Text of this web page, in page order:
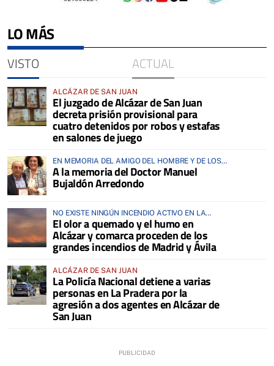
LO MÁS
VISTO ACTUAL
ALCÁZAR DE SAN JUAN
El juzgado de Alcázar de San Juan
decreta prisión provisional para
cuatro detenidos por robos y estafas
en salones de juego
EN MEMORIA DEL AMIGO DEL HOMBRE Y DE LOS
ANIMALES
A la memoria del Doctor Manuel
Bujaldón Arredondo
NO EXISTE NINGÚN INCENDIO ACTIVO EN LA
COMARCA
El olor a quemado y el humo en
Alcázar y comarca proceden de los
grandes incendios de Madrid y Ávila
ALCÁZAR DE SAN JUAN
La Policía Nacional detiene a varias
personas en La Pradera por la
agresión a dos agentes en Alcázar de
San Juan